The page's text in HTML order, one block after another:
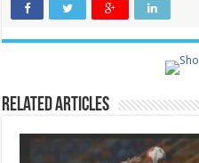
Related Articles